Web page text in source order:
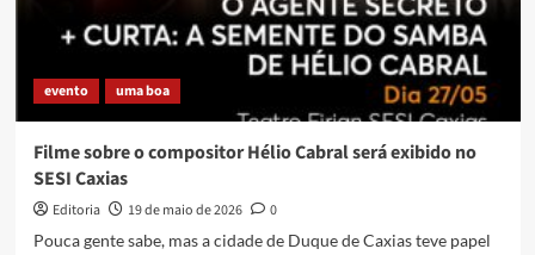
evento uma boa
Filme sobre o compositor Hélio Cabral será exibido no
SESI Caxias
Editoria 19 de maio de 2026
0
Pouca gente sabe, mas a cidade de Duque de Caxias teve papel